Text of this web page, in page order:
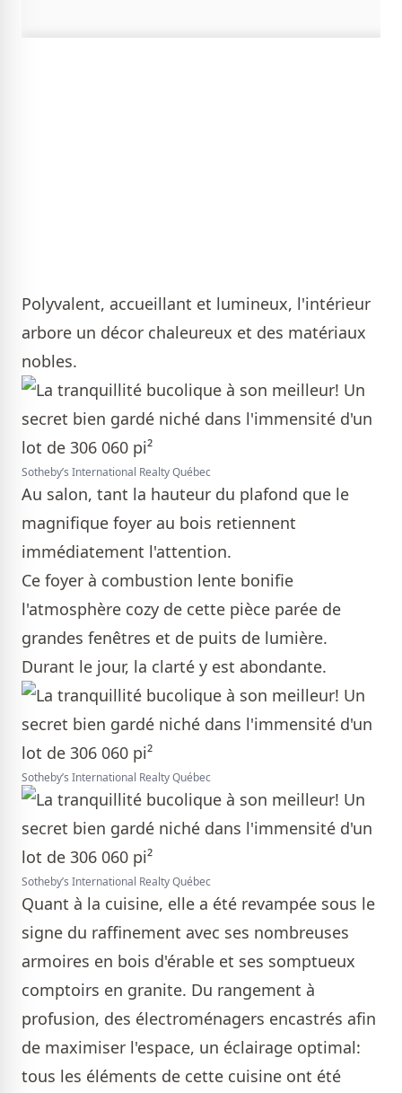
Polyvalent, accueillant et lumineux, l'intérieur
arbore un décor chaleureux et des matériaux
nobles.
Sotheby’s International Realty Québec
Au salon, tant la hauteur du plafond que le
magnifique foyer au bois retiennent
immédiatement l'attention.
Ce foyer à combustion lente bonifie
l'atmosphère cozy de cette pièce parée de
grandes fenêtres et de puits de lumière.
Durant le jour, la clarté y est abondante.
Sotheby’s International Realty Québec
Sotheby’s International Realty Québec
Quant à la cuisine, elle a été revampée sous le
signe du raffinement avec ses nombreuses
armoires en bois d'érable et ses somptueux
comptoirs en granite. Du rangement à
profusion, des électroménagers encastrés afin
de maximiser l'espace, un éclairage optimal:
tous les éléments de cette cuisine ont été